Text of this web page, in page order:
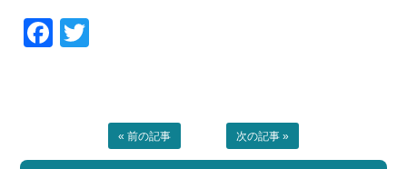
Facebook
« 前の記事 次の記事 »